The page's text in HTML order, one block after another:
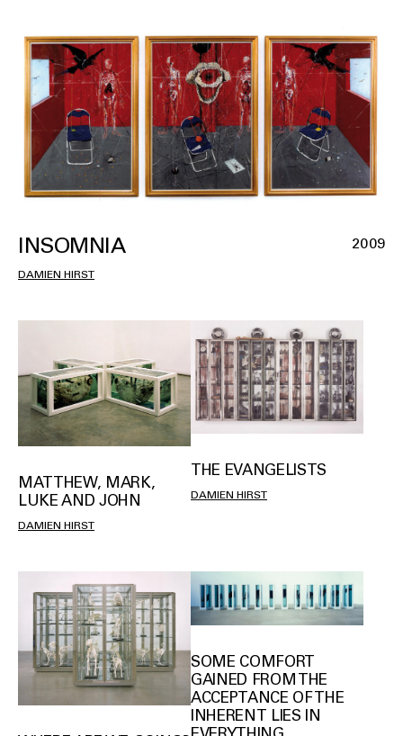
INSOMNIA 2009
DAMIEN HIRST
MATTHEW, MARK,
LUKE AND JOHN
DAMIEN HIRST
THE EVANGELISTS
DAMIEN HIRST
SOME COMFORT
GAINED FROM THE
ACCEPTANCE OF THE
INHERENT LIES IN